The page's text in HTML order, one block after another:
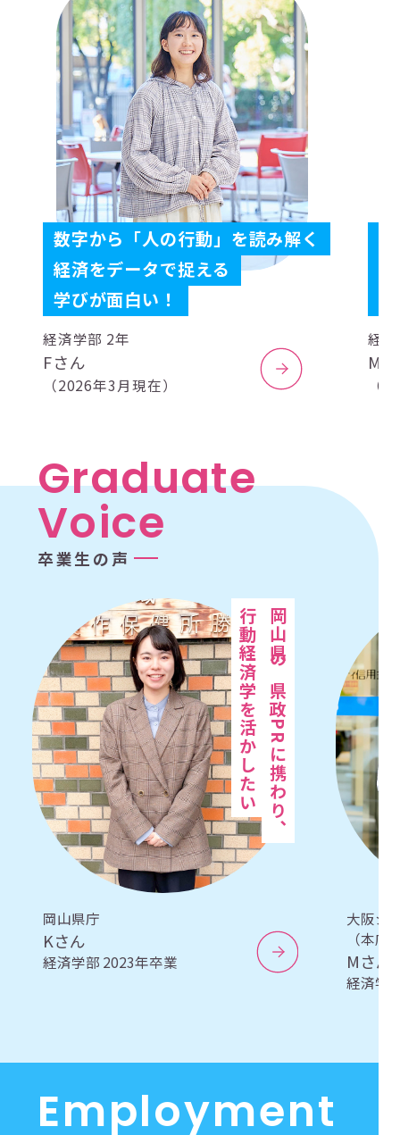
数字から「人の行動」を読み解く
経済をデータで捉える
学びが面白い！
経済学部 2年
Fさん
（2026年3月現在）
経
M
（
Graduate
Voice
卒業生の声
岡山県の県政PRに携わり、
行動経済学を活かしたい
岡山県庁
Kさん
経済学部 2023年卒業
大阪シ
（本店
Mさん
経済学
Employment